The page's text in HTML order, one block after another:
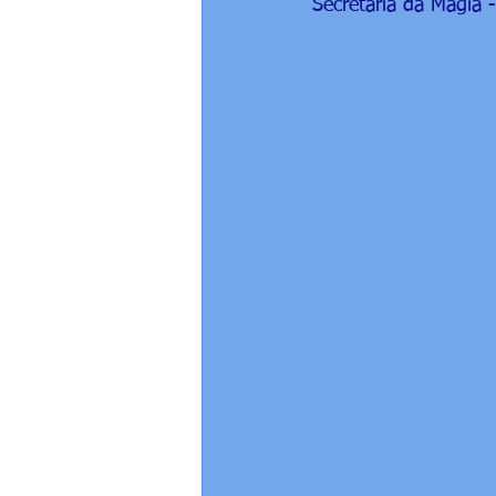
Secretária da Magia